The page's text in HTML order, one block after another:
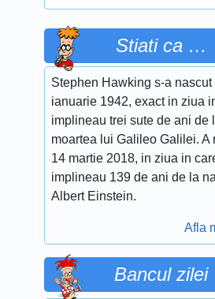
Stiati ca …
Stephen Hawking s-a nascut
ianuarie 1942, exact in ziua
implineau trei sute de ani de
moartea lui Galileo Galilei. A
14 martie 2018, in ziua in
implineau 139 de ani de la
Albert Einstein.
Afla
Bancul zilei